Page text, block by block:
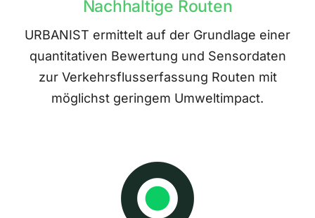
Nachhaltige Routen
URBANIST ermittelt auf der Grundlage einer
quantitativen Bewertung und Sensordaten
zur Verkehrsflusserfassung Routen mit
möglichst geringem Umweltimpact.